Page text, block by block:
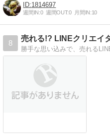
1814697
週間IN:0 週間OUT:0 月間IN:10
8
売れる!? LINEクリエイ